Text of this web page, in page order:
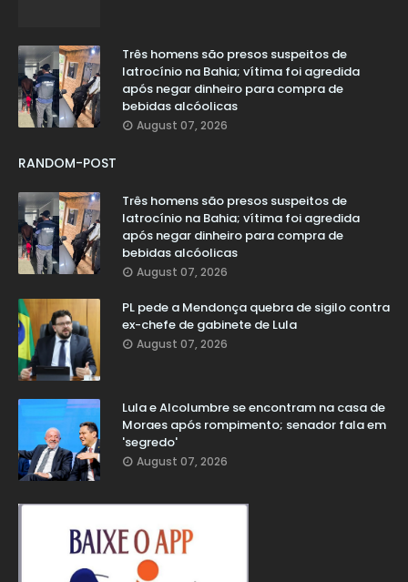
Três homens são presos suspeitos de
latrocínio na Bahia; vítima foi agredida
após negar dinheiro para compra de
bebidas alcóolicas
August 07, 2026
RANDOM-POST
Três homens são presos suspeitos de
latrocínio na Bahia; vítima foi agredida
após negar dinheiro para compra de
bebidas alcóolicas
August 07, 2026
PL pede a Mendonça quebra de sigilo contra
ex-chefe de gabinete de Lula
August 07, 2026
Lula e Alcolumbre se encontram na casa de
Moraes após rompimento; senador fala em
'segredo'
August 07, 2026